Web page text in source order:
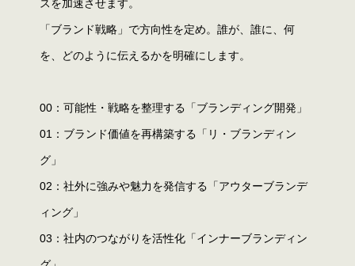
スを加速させます。
「ブランド戦略」で方向性を定め。誰が、誰に、何
を、どのように伝えるかを明確にします。
00：可能性・戦略を整理する「ブランディング開発」
01：ブランド価値を再構築する「リ・ブランディン
グ」
02：社外に強みや魅力を発信する「アウターブランデ
ィング」
03：社内のつながりを活性化「インナーブランディン